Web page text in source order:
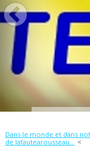
Dans le monde et dans
de lafautearousseau...